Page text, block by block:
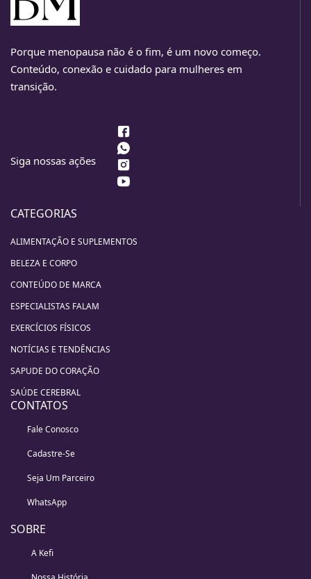
Porque menopausa não é o fim, é um novo começo.
Conteúdo, conexão e cuidado para mulheres em
transição.
Siga nossas ações
CATEGORIAS
ALIMENTAÇÃO E SUPLEMENTOS
BELEZA E CORPO
CONTEÚDO DE MARCA
ESPECIALISTAS FALAM
EXERCÍCIOS FÍSICOS
NOTÍCIAS E TENDÊNCIAS
SAPUDE DO CORAÇÃO
SAÚDE CEREBRAL
CONTATOS
Fale Conosco
Cadastre-Se
Seja Um Parceiro
WhatsApp
SOBRE
A Kefi